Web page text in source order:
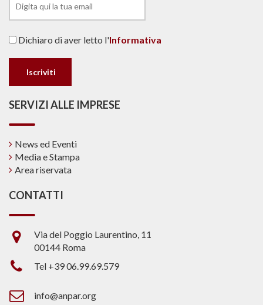
Dichiaro di aver letto l'Informativa
SERVIZI ALLE IMPRESE
News ed Eventi
Media e Stampa
Area riservata
CONTATTI
Via del Poggio Laurentino, 11
00144 Roma
Tel +39 06.99.69.579
info@anpar.org